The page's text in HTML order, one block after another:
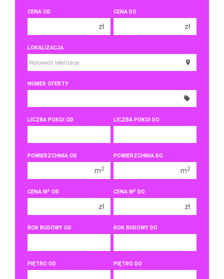
CENA OD
zł
200 000 zł
250 000 zł
300 000 zł
400 000 zł
CENA DO
zł
200 000 zł
250 000 zł
400 000 zł
LOKALIZACJA
NUMER OFERTY
LICZBA POKOI OD
2 pokoje
3 pokoje
4 pokoje
6 pokoi
LICZBA POKOI DO
2 pokoje
3 pokoje
4 pokoje
6 pokoi
POWIERZCHNIA OD
m2
POWIERZCHNIA DO
m2
CENA M2 OD
zł
CENA M2 DO
zł
ROK BUDOWY OD ROK BUDOWY DO
PIĘTRO OD PIĘTRO DO